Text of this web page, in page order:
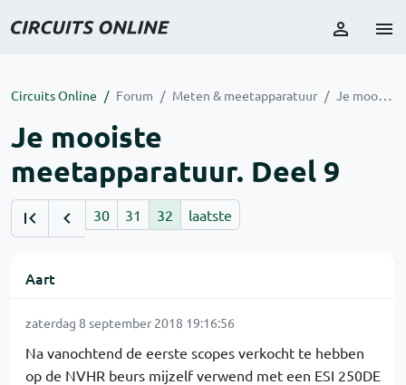
Circuits Online Forum Meten & meetapparatuur Je mooiste meetapparatuur. Deel 9
Je mooiste
meetapparatuur. Deel 9
30 31 32 laatste
Aart
zaterdag 8 september 2018 19:16:56
Na vanochtend de eerste scopes verkocht te hebben
op de NVHR beurs mijzelf verwend met een ESI 250DE